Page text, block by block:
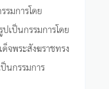
รมการโดย
เป็นกรรมการโดย
จพระสังฆราชทรง
นกรรมการ